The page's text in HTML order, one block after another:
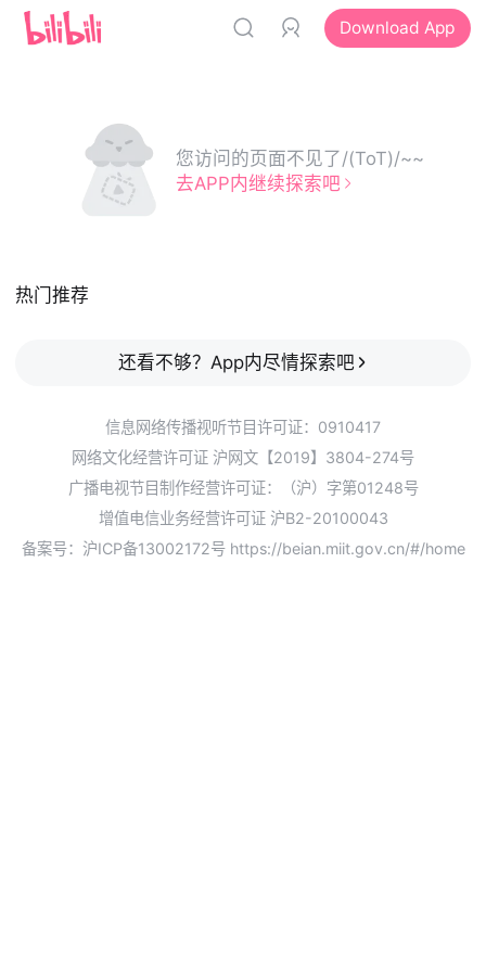
Download App
您访问的页面不见了/(ToT)/~~
去APP内继续探索吧
热门推荐
还看不够？App内尽情探索吧
信息网络传播视听节目许可证：0910417
网络文化经营许可证 沪网文【2019】3804-274号
广播电视节目制作经营许可证：（沪）字第01248号
增值电信业务经营许可证 沪B2-20100043
备案号：沪ICP备13002172号 https://beian.miit.gov.cn/#/home